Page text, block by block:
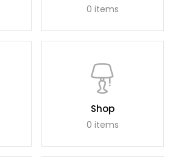
0 items
Shop
0 items
Google